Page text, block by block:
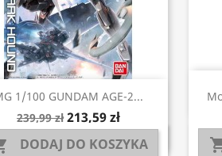
1/100 GUNDAM AGE-2...
239,99 zł 213,59 zł
DODAJ DO KOSZYKA
Szybki podgląd